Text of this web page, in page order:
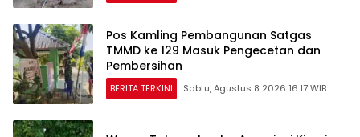
Pos Kamling Pembangunan Satgas
TMMD ke 129 Masuk Pengecetan dan
Pembersihan
BERITA TERKINI Sabtu, Agustus 8 2026 16:17 WIB